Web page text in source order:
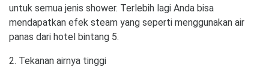
untuk semua jenis shower. Terlebih lagi Anda bisa
mendapatkan efek steam yang seperti menggunakan air
panas dari hotel bintang 5.
2. Tekanan airnya tinggi